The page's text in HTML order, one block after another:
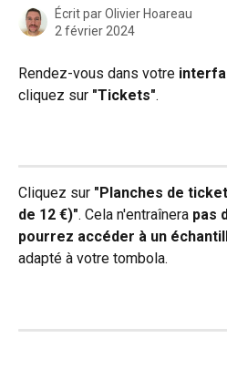
Écrit parOlivier Hoareau
2 février 2024
Rendez-vous dans votre
cliquez sur "Tickets".
Cliquez sur "Planches de
de 12 €)". Cela n'entraînera pas
pourrez accéder à un
adapté à votre tombola.